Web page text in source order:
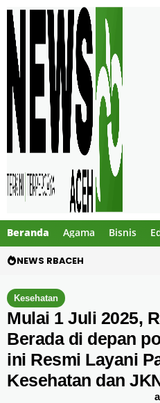
Beranda Agama Bisnis
NEWS RBACEH
Kesehatan
Mulai 1 Juli 2025,
Berada di depan
ini Resmi Layani
Kesehatan dan